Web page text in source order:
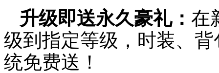
升级即送永久豪礼： 在
级到指定等级，时装、
统免费送！